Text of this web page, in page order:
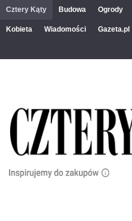
Cztery Kąty Budowa Ogrody
Kobieta Wiadomości Gazeta.pl